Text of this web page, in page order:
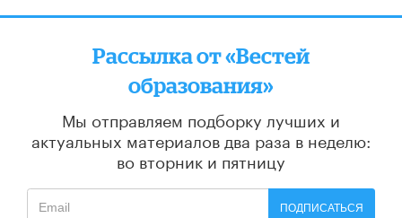
Рассылка от «Вестей
образования»
Мы отправляем подборку лучших и
актуальных материалов два раза в неделю:
во вторник и пятницу
ПОДПИСАТЬСЯ